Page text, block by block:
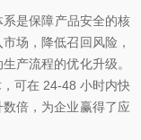
是保障产品安全的核
场，降低召回风险，
产流程的优化升级。
可在 24-48 小时内快
倍，为企业赢得了应